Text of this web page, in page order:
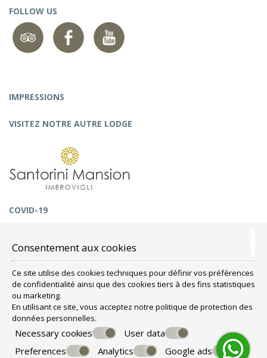
FOLLOW US
IMPRESSIONS
VISITEZ NOTRE AUTRE LODGE
COVID-19
Consentement aux cookies
Ce site utilise des cookies techniques pour définir vos préférences
de confidentialité ainsi que des cookies tiers à des fins statistiques
ou marketing.
En utilisant ce site, vous acceptez notre politique de protection des
données personnelles.
Necessary cookies
User data
Preferences
Analytics Google ads